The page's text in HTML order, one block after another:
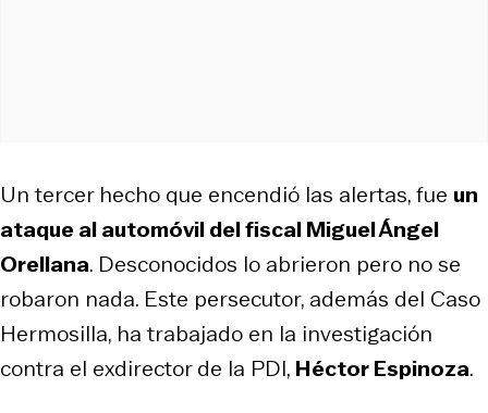
Un tercer hecho que encendió las alertas, fue un
ataque al automóvil del fiscal Miguel Ángel
Orellana. Desconocidos lo abrieron pero no se
robaron nada. Este persecutor, además del Caso
Hermosilla, ha trabajado en la investigación
contra el exdirector de la PDI, Héctor Espinoza.